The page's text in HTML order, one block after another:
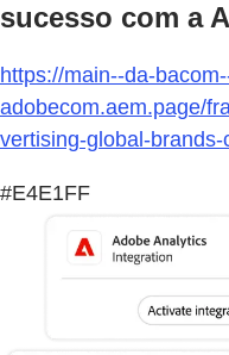
sucesso com a
https://main--da-
adobecom.aem.page/
vertising-global-brands-
#E4E1FF